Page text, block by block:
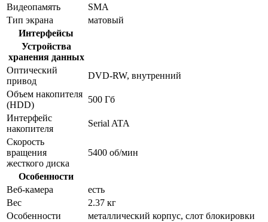
Видеопамять
SMA
Тип экрана
матовый
Интерфейсы
Устройства
хранения данных
Оптический
привод
DVD-RW, внутренний
Объем накопителя
(HDD)
500 Гб
Интерфейс
накопителя
Serial ATA
Скорость
вращения
жесткого диска
5400 об/мин
Особенности
Веб-камера
есть
Вес
2.37 кг
Особенности
металлический корпус, слот блокировки